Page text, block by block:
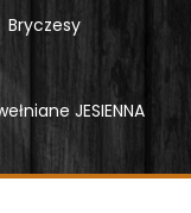
Bryczesy
JESIENNA